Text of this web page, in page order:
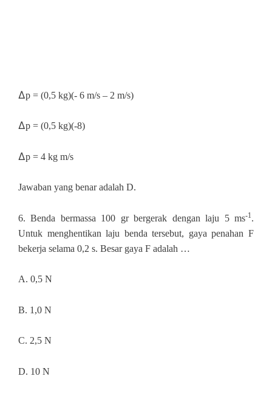
∆p = (0,5 kg)(- 6 m/s – 2 m/s)
∆p = (0,5 kg)(-8)
∆p = 4 kg m/s
Jawaban yang benar adalah D.
6.Benda bermassa 100 gr bergerak dengan laju 5 ms-1.
Untuk menghentikan laju benda tersebut, gaya penahan F
bekerja selama 0,2 s. Besar gaya F adalah …
A. 0,5 N
B. 1,0 N
C. 2,5 N
D. 10 N